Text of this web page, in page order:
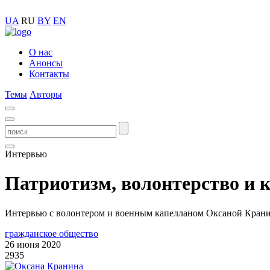
UA RU BY EN
О нас
Анонсы
Контакты
Темы Авторы
Интервью
Патриотизм, волонтерство и
Интервью с волонтером и военным капелланом Оксаной
гражданское общество
26 июня 2020
2935